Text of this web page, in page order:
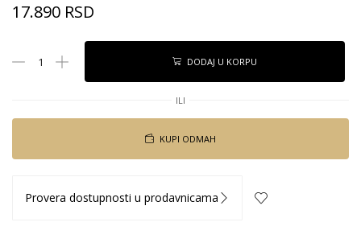
17.890 RSD
DODAJ U KORPU
ILI
KUPI ODMAH
Provera dostupnosti u prodavnicama